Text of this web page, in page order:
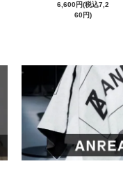
6,600円(税込7,2
60円)